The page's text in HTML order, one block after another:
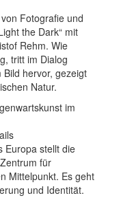
Fotografie und
the Dark“ mit
Rehm. Wie
tritt im Dialog
hervor, gezeigt
Natur.
im
Europa stellt die
für
Mittelpunkt. Es geht
und Identität.